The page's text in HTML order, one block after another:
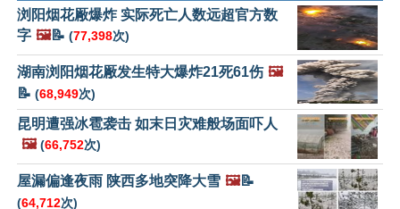
浏阳烟花厰爆炸 实际死亡人数远超官方数
字 🖼️📝 (77,398次)
湖南浏阳烟花厰发生特大爆炸21死61伤 🖼️
📝 (68,949次)
昆明遭强冰雹袭击 如末日灾难般场面吓人
🖼️ (66,752次)
屋漏偏逢夜雨 陕西多地突降大雪 🖼️📝
(64,712次)